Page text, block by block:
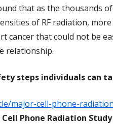
PESTIZIDE
PFAS
– DEMENZ
KRANKHEITEN
INTOLERANZ
FABIG
BUCH
BUCH
128
126
ALS PDF-DATEIEN
2013
that as the thousands
of RF radiation,
cancer that could not be
relationship.
steps individuals can
major-cell-phone-
Phone Radiation